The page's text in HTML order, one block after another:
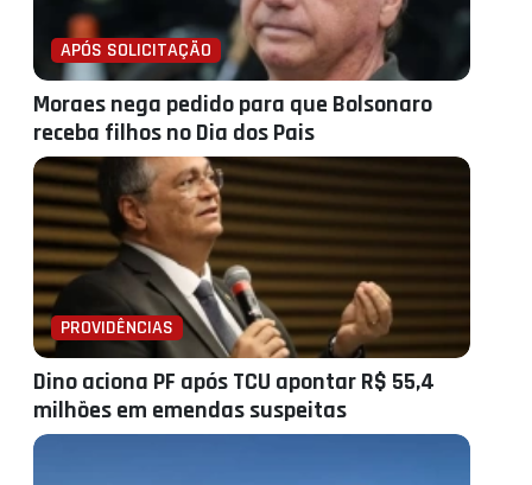
APÓS SOLICITAÇÃO
Moraes nega pedido para que Bolsonaro
receba filhos no Dia dos Pais
PROVIDÊNCIAS
Dino aciona PF após TCU apontar R$ 55,4
milhões em emendas suspeitas